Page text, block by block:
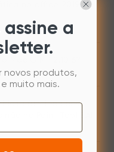
no office 2019 de
GIMP 2.10.6?
funciona nas
no Paint Tool SAI
a
novos produtos,
muito mais.